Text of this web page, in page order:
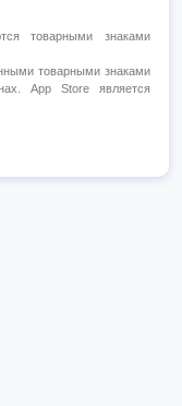
товарными знаками
товарными знаками
App Store является